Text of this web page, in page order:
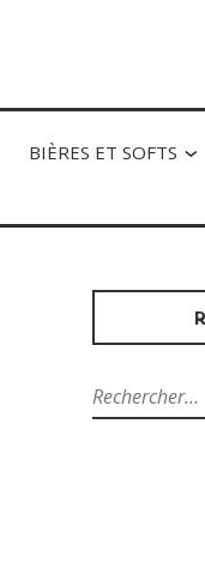
BIÈRES ET SOFTS
Rechercher :